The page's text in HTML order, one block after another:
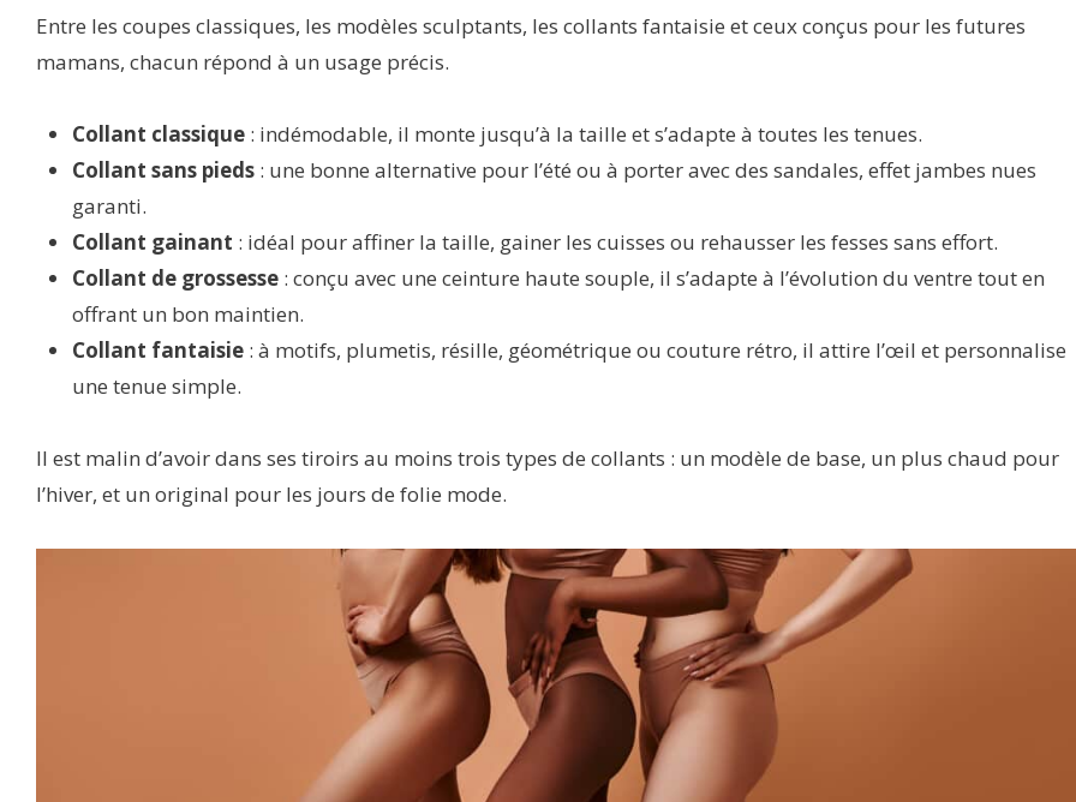
Entre les coupes classiques, les modèles sculptants, les collants fantaisie et ceux conçus pour les futures
mamans, chacun répond à un usage précis.
Collant classique : indémodable, il monte jusqu’à la taille et s’adapte à toutes les tenues.
Collant sans pieds : une bonne alternative pour l’été ou à porter avec des sandales, effet jambes nues
garanti.
Collant gainant : idéal pour affiner la taille, gainer les cuisses ou rehausser les fesses sans effort.
Collant de grossesse : conçu avec une ceinture haute souple, il s’adapte à l’évolution du ventre tout en
offrant un bon maintien.
Collant fantaisie : à motifs, plumetis, résille, géométrique ou couture rétro, il attire l’œil et personnalise
une tenue simple.
Il est malin d’avoir dans ses tiroirs au moins trois types de collants : un modèle de base, un plus chaud pour
l’hiver, et un original pour les jours de folie mode.